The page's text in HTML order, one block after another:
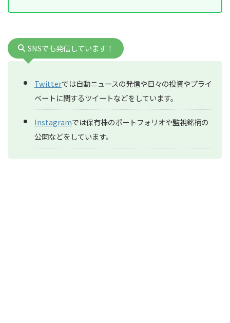
SNSでも発信しています！
Twitterでは自動ニュースの発信や日々の投資やプライ
ベートに関するツイートなどをしています。
Instagramでは保有株のポートフォリオや監視銘柄の
公開などをしています。